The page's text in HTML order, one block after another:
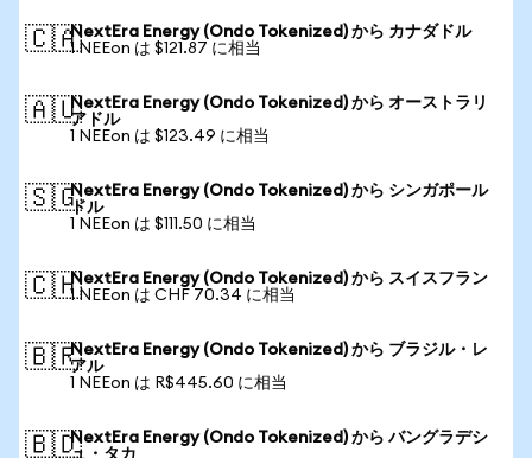
🇨🇦NextEra Energy (Ondo Tokenized) から カナダドル
1 NEEon は $121.87 に相当
🇦🇺NextEra Energy (Ondo Tokenized) から オーストラリ
アドル
1 NEEon は $123.49 に相当
🇸🇬NextEra Energy (Ondo Tokenized) から シンガポール
ドル
1 NEEon は $111.50 に相当
🇨🇭NextEra Energy (Ondo Tokenized) から スイスフラン
1 NEEon は CHF 70.34 に相当
🇧🇷NextEra Energy (Ondo Tokenized) から ブラジル・レ
アル
1 NEEon は R$445.60 に相当
🇧🇩NextEra Energy (Ondo Tokenized) から バングラデシ
ュ・タカ